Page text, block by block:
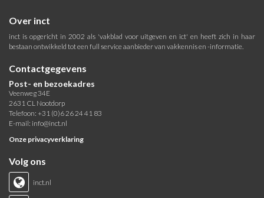
Over inct
inct is opgericht in 2002 als 'vakblad voor uitgeven en ict' en heeft zich in haar
bestaan ontwikkeld tot een full service aanbieder van vakkennis en -informatie.
Contactgegevens
Post- en bezoekadres
Veenweg 34E
2631 CL Nootdorp
Telefoon: +31 (0)6 26 24 41 83
E-mail: info@inct.nl
Onze privacyverklaring
Volg ons
inct.nl